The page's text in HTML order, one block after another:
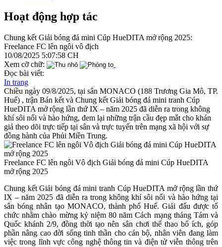
Hoạt động hợp tác
Chung kết Giải bóng đá mini Cúp HueDITA mở rộng 2025:
Freelance FC lên ngôi vô địch
10/08/2025 5:07:58 CH
Xem cỡ chữ:
Đọc bài viết:
In trang
Chiều ngày 09/8/2025, tại sân MONACO (188 Trương Gia Mô, TP.
Huế) , trận Bán kết và Chung kết Giải bóng đá mini tranh Cúp
HueDITA mở rộng lần thứ IX – năm 2025 đã diễn ra trong không
khí sôi nổi và hào hứng, đem lại những trận cầu đẹp mắt cho khán
giả theo dõi trực tiếp tại sân và trực tuyến trên mạng xã hội với sự
đồng hành của Phủi Miền Trung.
Freelance FC lên ngôi Vô địch Giải bóng đá mini Cúp HueDITA
mở rộng 2025
Chung kết Giải bóng đá mini tranh Cúp HueDITA mở rộng lần thứ
IX – năm 2025 đã diễn ra trong không khí sôi nổi và hào hứng tại
sân bóng nhân tạo MONACO, thành phố Huế. Giải đấu được tổ
chức nhằm chào mừng kỷ niệm 80 năm Cách mạng tháng Tám và
Quốc khánh 2/9, đồng thời tạo nên sân chơi thể thao bổ ích, góp
phần nâng cao đời sống tinh thần cho cán bộ, nhân viên đang làm
việc trong lĩnh vực công nghệ thông tin và điện tử viễn thông trên